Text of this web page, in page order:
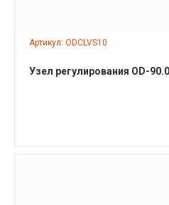
Артикул: ODCLVS10
Узел регулирования OD-